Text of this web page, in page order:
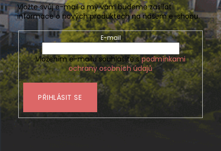
Vložte svůj e-mail a my vám budeme zasílat
informace o nových produktech na našem e-shopu.
E-mail
Vložením e-mailu souhlasíte spodmínkami
ochrany osobních údajů
PŘIHLÁSIT SE